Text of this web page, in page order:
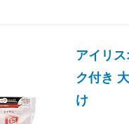
アイリ
ク付き
け